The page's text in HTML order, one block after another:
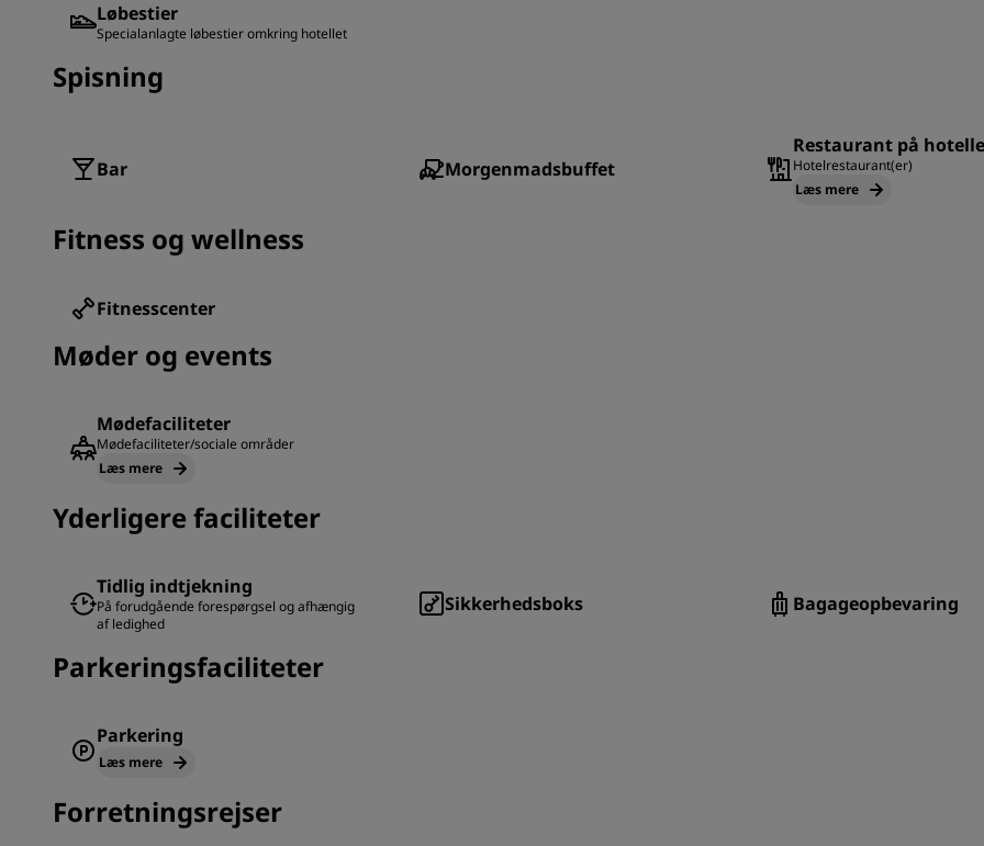
Løbestier
Specialanlagte løbestier omkring hotellet
Spisning
Bar Morgenmadsbuffet
Restaurant på
Hotelrestaurant(er)
Læs mere
Fitness og wellness
Fitnesscenter
Møder og events
Mødefaciliteter
Mødefaciliteter/sociale områder
Læs mere
Yderligere faciliteter
Tidlig indtjekning
På forudgående forespørgsel og afhængig
af ledighed
Sikkerhedsboks Bagageopbevaring
Parkeringsfaciliteter
Parkering
Læs mere
Forretningsrejser